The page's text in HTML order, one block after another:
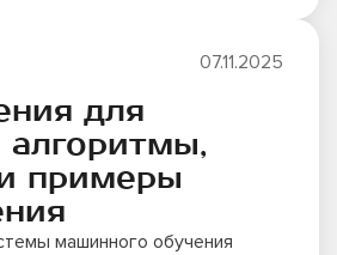
07.11.2025
для
алгоритмы,
примеры
машинного обучения